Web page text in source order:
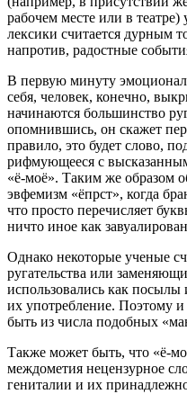
рабочем месте или в
лексики считается дурным
напротив, радостные
В первую минуту
себя, человек, конечно,
начинаются большинство
опомнившись, он скажет
правило, это будет слово,
рифмующееся с
«ё-моё». Таким же образом
эвфемизм «ёпрст», когда
что просто перечисляет
ничто иное как
Однако некоторые ученые
ругательства или
использовались как посылы
их употребление. Поэтому
быть из числа подобных
Также может быть, что «ё-
междометия нецензурное
гениталии и их